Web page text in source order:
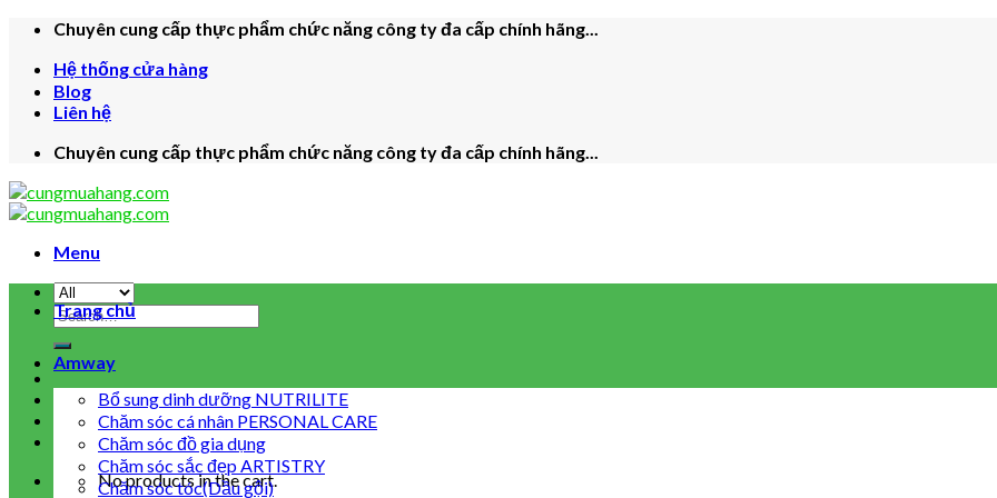
Skip
content
Chuyên cung cấp thực phẩm chức năng công ty đa cấp chính hãng...
Hệ thống cửa hàng
Blog
Liên hệ
Chuyên cung cấp thực phẩm chức năng công ty đa cấp chính hãng...
Menu
Search
for:
No products in the cart.
Trang chủ
Amway
Bổ sung dinh dưỡng NUTRILITE
Chăm sóc cá nhân PERSONAL CARE
Chăm sóc đồ gia dụng
Chăm sóc sắc đẹp ARTISTRY
Chăm sóc tóc(Dầu gội)